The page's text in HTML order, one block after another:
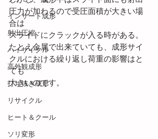
インサート成形
射出圧縮
ハイサイクル
高外観成形
打ち抜き成形
リサイクル
ヒート＆クール
ソリ変形
圧力が加わるので受圧面積が大きい場
合は
スライドにクラックが入る時がある。
たとえ金属で出来ていても、成形サイ
クルにおける繰り返し荷重の影響はと
ても
大きいのです。